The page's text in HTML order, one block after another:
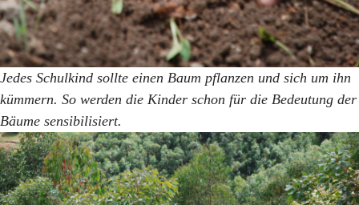
Jedes Schulkind sollte einen Baum pflanzen und sich um ihn
kümmern. So werden die Kinder schon für die Bedeutung der
Bäume sensibilisiert.